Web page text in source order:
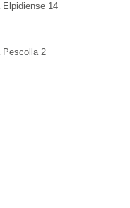
Elpidiense 14
Pescolla 2